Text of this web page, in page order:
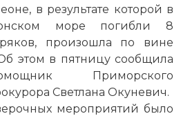
в результате которой в
море погибли 8
произошла по вине
этом в пятницу сообщила
Приморского
Светлана Окуневич.
мероприятий было